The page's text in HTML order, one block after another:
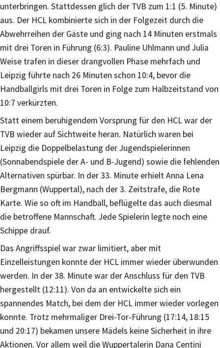
unterbringen. Stattdessen glich der TVB zum 1:1 (5. Minute)
aus. Der HCL kombinierte sich in der Folgezeit durch die
Abwehrreihen der Gäste und ging nach 14 Minuten erstmals
mit drei Toren in Führung (6:3). Pauline Uhlmann und Julia
Weise trafen in dieser drangvollen Phase mehrfach und
Leipzig führte nach 26 Minuten schon 10:4, bevor die
Handballgirls mit drei Toren in Folge zum Halbzeitstand von
10:7 verkürzten.
Statt einem beruhigendem Vorsprung für den HCL war der
TVB wieder auf Sichtweite heran. Natürlich waren bei
Leipzig die Doppelbelastung der Jugendspielerinnen
(Sonnabendspiele der A- und B-Jugend) sowie die fehlenden
Alternativen spürbar. In der 33. Minute erhielt Anna Lena
Bergmann (Wuppertal), nach der 3. Zeitstrafe, die Rote
Karte. Wie so oft im Handball, beflügelte das auch diesmal
die betroffene Mannschaft. Jede Spielerin legte noch eine
Schippe drauf.
Das Angriffsspiel war zwar limitiert, aber mit
Einzelleistungen konnte der HCL immer wieder überwunden
werden. In der 38. Minute war der Anschluss für den TVB
hergestellt (12:11). Von da an entwickelte sich ein
spannendes Match, bei dem der HCL immer wieder vorlegen
konnte. Trotz mehrmaliger Drei-Tor-Führung (17:14, 18:15
und 20:17) bekamen unsere Mädels keine Sicherheit in ihre
Aktionen. Vor allem weil die Wuppertalerin Dana Centini